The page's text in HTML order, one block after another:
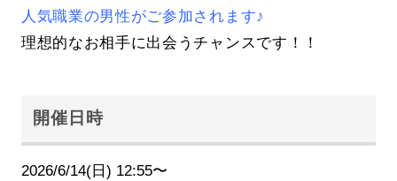
人気職業の男性がご参加されます♪
理想的なお相手に出会うチャンスです！！
開催日時
2026/6/14(日) 12:55〜